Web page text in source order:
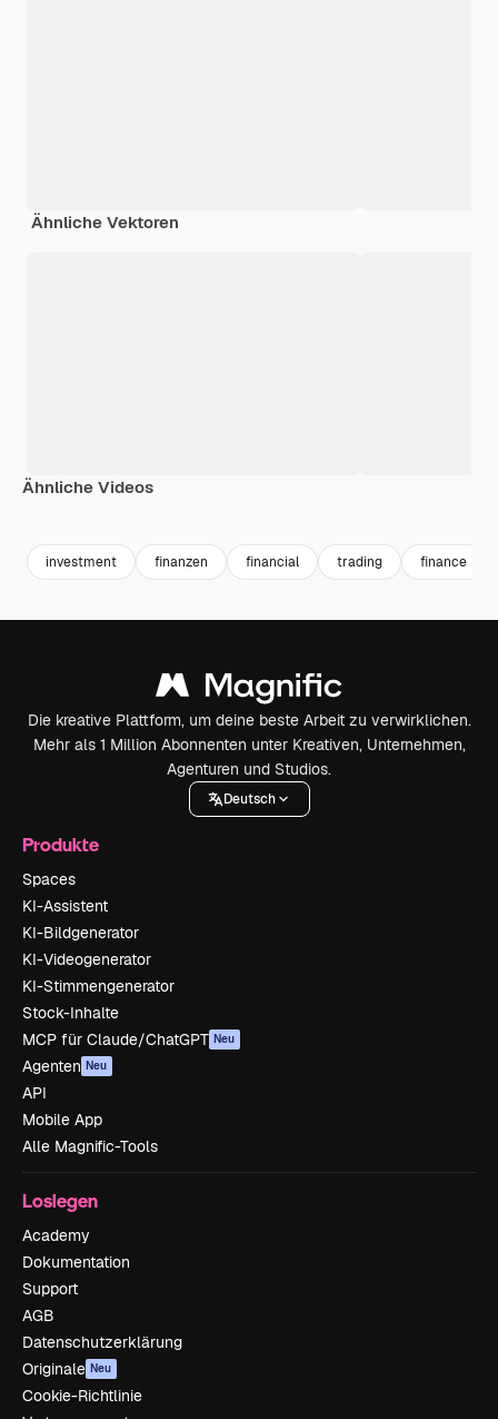
Ähnliche Vektoren
Ähnliche Videos
investment finanzen financial trading finance
Die kreative Plattform, um deine beste Arbeit zu verwirklichen.
Mehr als 1 Million Abonnenten unter Kreativen, Unternehmen,
Agenturen und Studios.
Deutsch
Produkte
Spaces
KI-Assistent
KI-Bildgenerator
KI-Videogenerator
KI-Stimmengenerator
Stock-Inhalte
MCP für Claude/ChatGPT Neu
Agenten Neu
API
Mobile App
Alle Magnific-Tools
Loslegen
Academy
Dokumentation
Support
AGB
Datenschutzerklärung
Originale Neu
Cookie-Richtlinie